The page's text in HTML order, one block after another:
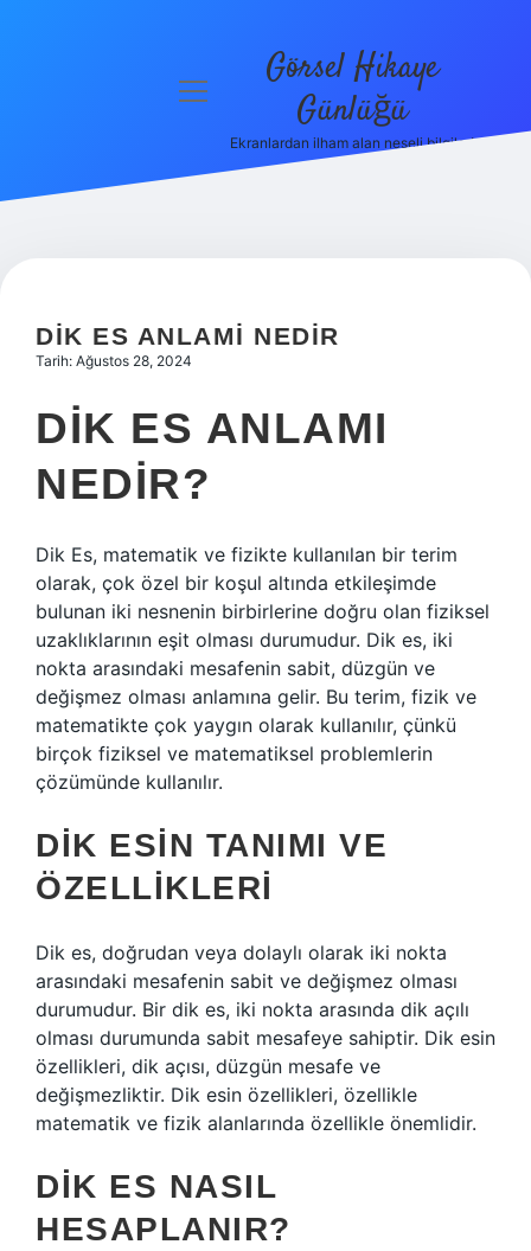
Hakkımızda
menüyü
Görsel Hikaye
Günlüğü
Ekranlardan ilham alan neşeli bilgiler!
DIK ES ANLAMI NEDIR
Tarih: Ağustos 28, 2024
DIK ES ANLAMI
NEDIR?
Dik Es, matematik ve fizikte kullanılan bir terim
olarak, çok özel bir koşul altında etkileşimde
bulunan iki nesnenin birbirlerine doğru olan fiziksel
uzaklıklarının eşit olması durumudur. Dik es, iki
nokta arasındaki mesafenin sabit, düzgün ve
değişmez olması anlamına gelir. Bu terim, fizik ve
matematikte çok yaygın olarak kullanılır, çünkü
birçok fiziksel ve matematiksel problemlerin
çözümünde kullanılır.
DIK ESIN TANIMI VE
ÖZELLIKLERI
Dik es, doğrudan veya dolaylı olarak iki nokta
arasındaki mesafenin sabit ve değişmez olması
durumudur. Bir dik es, iki nokta arasında dik açılı
olması durumunda sabit mesafeye sahiptir. Dik esin
özellikleri, dik açısı, düzgün mesafe ve
değişmezliktir. Dik esin özellikleri, özellikle
matematik ve fizik alanlarında özellikle önemlidir.
DIK ES NASIL
HESAPLANIR?